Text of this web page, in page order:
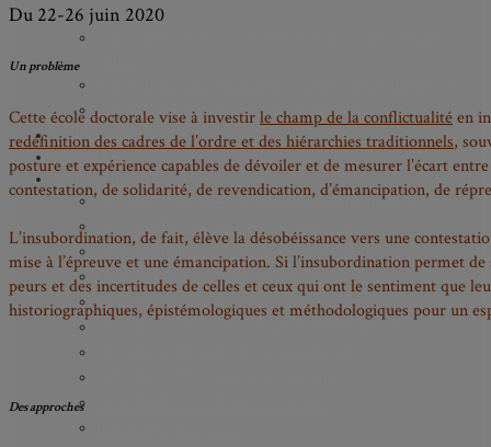
Cité
Axe 4 : Conflits, justice et régulation sociale
BIBLIOTHÈQUE
LECTURES
MÉDIATHÈQUE
CINÉ-HISTOIRE – Voyage dans le cinéma japonais
CINÉ-HISTOIRE – La femme à la caméra
CINÉ-HISTOIRE – L’histoire comme chaos
CINÉ-HISTOIRE – Rome face à l’histoire
CINÉ-HISTOIRE – À l’ombre du 19e siècle
Du 22-26 juin 2020
Un problème
Cette école doctorale vise à investirle champ de la conflictualitéen
redéfinition des cadres de l’ordre et des hiérarchies traditionnels,
posture et expérience capables de dévoiler et de mesurer l’écart
contestation, de solidarité, de revendication, d’émancipation, de
L’insubordination, de fait, élève la désobéissance vers une
mise à l’épreuve et une émancipation. Si l’insubordination permet
peurs et des incertitudes de celles et ceux qui ont le sentiment que
historiographiques, épistémologiques et méthodologiques pour un
Des approches